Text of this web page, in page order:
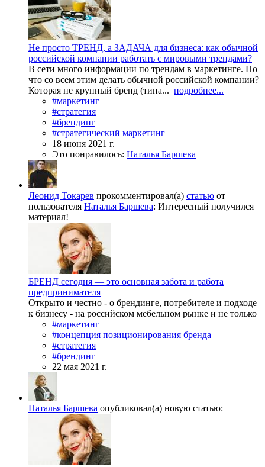
Не просто ТРЕНД, а ЗАДАЧА для бизнеса: как обычной
российской компании работать с мировыми трендами?
В сети много информации по трендам в маркетинге. Но
что со всем этим делать обычной российской компании?
Которая не крупный бренд (типа... подробнее...
#маркетинг
#стратегия
#брендинг
#стратегический маркетинг
18 июня 2021 г.
Это понравилось: Наталья Баршева
Леонид Токарев прокомментировал(а) статью от
пользователя Наталья Баршева: Интересный получился
материал!
БРЕНД сегодня — это основная забота и работа
предпринимателя
Открыто и честно - о брендинге, потребителе и подходе
к бизнесу - на российском мебельном рынке и не только
#маркетинг
#концепция позиционирования бренда
#стратегия
#брендинг
22 мая 2021 г.
Наталья Баршева опубликовал(а) новую статью: